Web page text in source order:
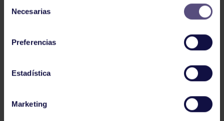
Necesarias
Preferencias
Estadística
Marketing